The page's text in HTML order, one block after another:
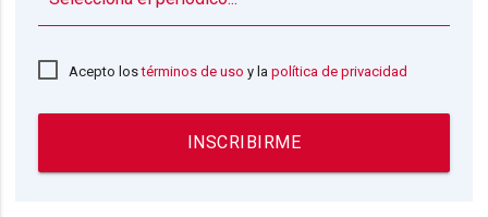
Acepto lostérminos de uso y lapolítica de privacidad
INSCRIBIRME